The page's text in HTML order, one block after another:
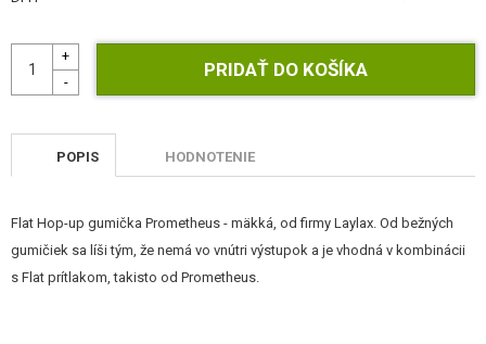
DOPLNKY K ZBRANIAM, POPRUHY
NÁHRADNÉ DIELY ZBRANÍ, UPGRADE
OUTDOOR A BUSHCRAFT
POPIS HODNOTENIE
Flat Hop-up gumička Prometheus - mäkká, od firmy Laylax. Od bežných
gumičiek sa líši tým, že nemá vo vnútri výstupok a je vhodná v kombinácii
s Flat prítlakom, takisto od Prometheus.